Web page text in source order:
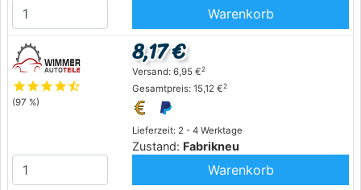
Warenkorb
starstarstarstarstar_half
(97 %)
Lieferzeit: 2 - 4 Werktage
Zustand: Fabrikneu
8,17 €
Versand: 6,95 €2
Gesamtpreis: 15,12 €2
Warenkorb